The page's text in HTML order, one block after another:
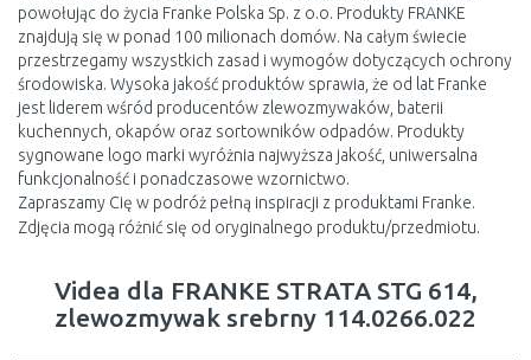
powołując do życia Franke Polska Sp. z o.o. Produkty FRANKE
znajdują się w ponad 100 milionach domów. Na całym świecie
przestrzegamy wszystkich zasad i wymogów dotyczących ochrony
środowiska. Wysoka jakość produktów sprawia, że od lat Franke
jest liderem wśród producentów zlewozmywaków, baterii
kuchennych, okapów oraz sortowników odpadów. Produkty
sygnowane logo marki wyróżnia najwyższa jakość, uniwersalna
funkcjonalność i ponadczasowe wzornictwo.
Zapraszamy Cię w podróż pełną inspiracji z produktami Franke.
Zdjęcia mogą różnić się od oryginalnego produktu/przedmiotu.
Videa dla FRANKE STRATA STG 614,
zlewozmywak srebrny 114.0266.022